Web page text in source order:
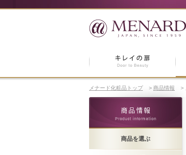
メナード化粧品トップ > 商品情報 >
商品を選ぶ